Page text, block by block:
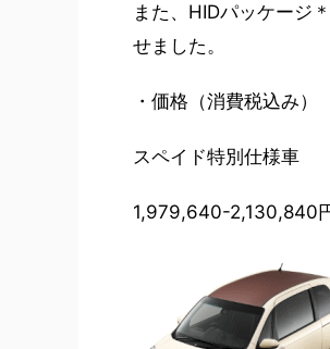
また、HIDパッケージ
せました。
・価格（消費税込み）
スペイド特別仕様車
1,979,640-2,130,840